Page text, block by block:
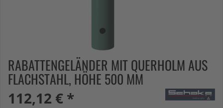
RABATTENGELÄNDER MIT QUERHOLM AUS
FLACHSTAHL, HÖHE 500 MM
112,12 € *